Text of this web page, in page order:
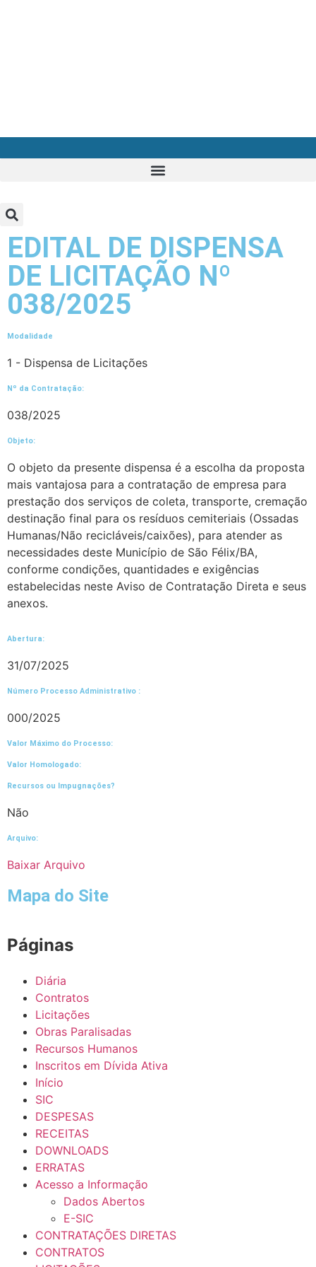
EDITAL DE DISPENSA
DE LICITAÇÃO Nº
038/2025
Modalidade
1 - Dispensa de Licitações
Nº da Contratação:
038/2025
Objeto:
O objeto da presente dispensa é a escolha da proposta
mais vantajosa para a contratação de empresa para
prestação dos serviços de coleta, transporte, cremação
destinação final para os resíduos cemiteriais (Ossadas
Humanas/Não recicláveis/caixões), para atender as
necessidades deste Município de São Félix/BA,
conforme condições, quantidades e exigências
estabelecidas neste Aviso de Contratação Direta e seus
anexos.
Abertura:
31/07/2025
Número Processo Administrativo :
000/2025
Valor Máximo do Processo: ​
Valor Homologado: ​
Recursos ou Impugnações? ​
Não
Arquivo:
Baixar Arquivo
Mapa do Site
Páginas
Diária
Contratos
Licitações
Obras Paralisadas
Recursos Humanos
Inscritos em Dívida Ativa
Início
SIC
DESPESAS
RECEITAS
DOWNLOADS
ERRATAS
Acesso a Informação
Dados Abertos
E-SIC
CONTRATAÇÕES DIRETAS
CONTRATOS